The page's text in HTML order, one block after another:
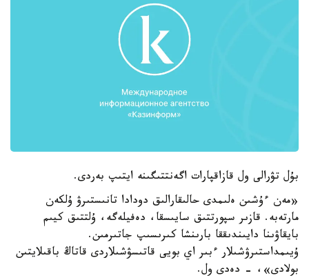
بۇل تۋرالى ول قازاقپارات اگەنتتىگىنە ايتىپ بەردى.
«مەن ءۇشىن ەلىمدى حالىقارالىق دودادا تانىستىرۋ ۇلكەن
مارتەبە. قازىر سپورتتىق سايىسقا، دەفيلەگە، ۇلتتىق كيىم
بايقاۋىنا دايىندىققا بارىنشا كىرىسىپ جاتىرمىن.
ۇيىمداستىرۋشىلار ءبىر اي بويى قاتىسۋشىلاردى قاتاڭ باقىلايتىن
بولادى»، - دەدى ول.